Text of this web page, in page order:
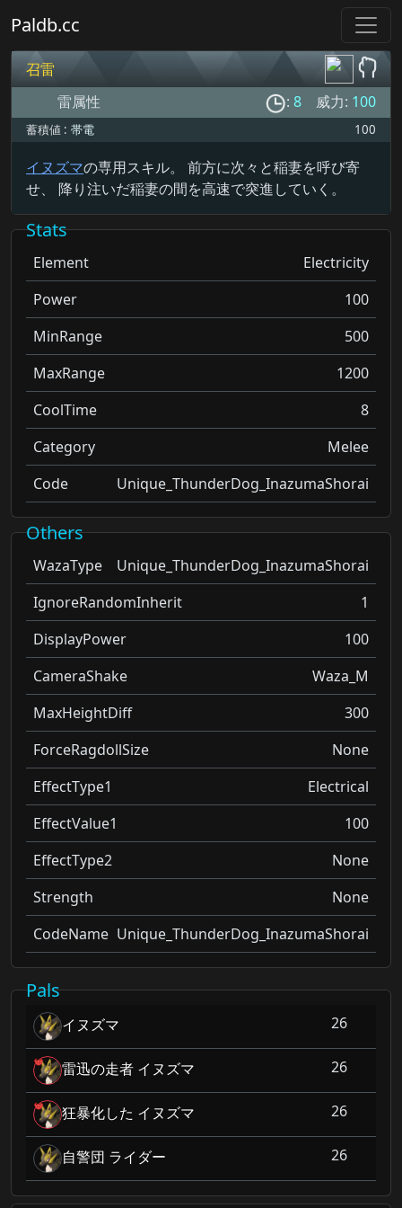
Paldb.cc
召雷
雷属性
: 8 威力: 100
蓄積値 : 帯電 100
イヌズマの専用スキル。 前方に次々と稲妻を呼び寄
せ、 降り注いだ稲妻の間を高速で突進していく。
Stats
Element
Electricity
Power
100
MinRange
500
MaxRange
1200
CoolTime
8
Category
Melee
Code
Unique_ThunderDog_InazumaShorai
Others
WazaType
Unique_ThunderDog_InazumaShorai
IgnoreRandomInherit
1
DisplayPower
100
CameraShake
Waza_M
MaxHeightDiff
300
ForceRagdollSize
None
EffectType1
Electrical
EffectValue1
100
EffectType2
None
Strength
None
CodeName Unique_ThunderDog_InazumaShorai
Pals
イヌズマ 26
雷迅の走者 イヌズマ 26
狂暴化した イヌズマ 26
自警団 ライダー 26